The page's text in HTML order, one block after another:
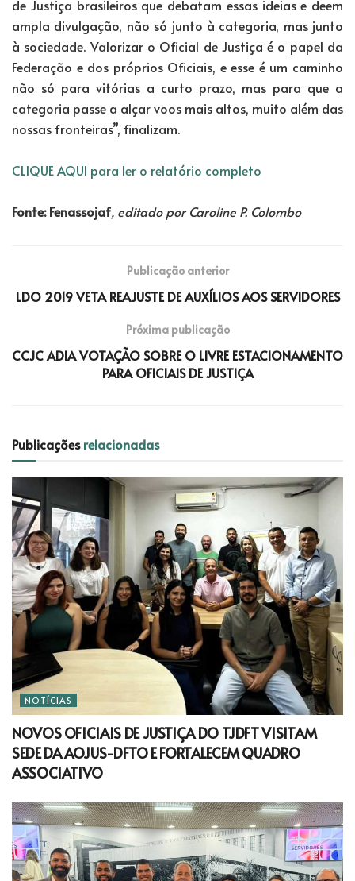
de Justiça brasileiros que debatam essas ideias e deem
ampla divulgação, não só junto à categoria, mas junto
à sociedade. Valorizar o Oficial de Justiça é o papel da
Federação e dos próprios Oficiais, e esse é um caminho
não só para vitórias a curto prazo, mas para que a
categoria passe a alçar voos mais altos, muito além das
nossas fronteiras”, finalizam.
CLIQUE AQUI para ler o relatório completo
Fonte: Fenassojaf, editado por Caroline P. Colombo
Publicação anterior
LDO 2019 VETA REAJUSTE DE AUXÍLIOS AOS SERVIDORES
Próxima publicação
CCJC ADIA VOTAÇÃO SOBRE O LIVRE ESTACIONAMENTO
PARA OFICIAIS DE JUSTIÇA
Publicaçõesrelacionadas
NOTÍCIAS
NOVOS OFICIAIS DE JUSTIÇA DO TJDFT VISITAM
SEDE DA AOJUS-DFTO E FORTALECEM QUADRO
ASSOCIATIVO